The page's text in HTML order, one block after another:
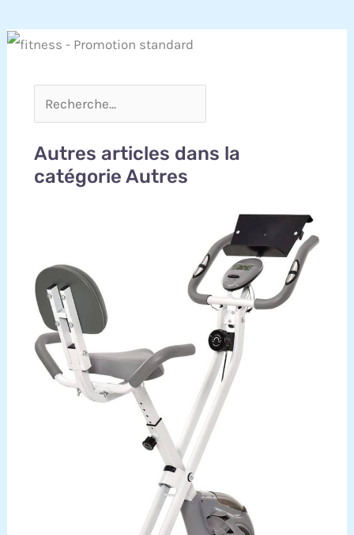
Autres articles dans la
catégorie Autres